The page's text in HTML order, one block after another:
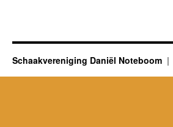
Schaakvereniging Daniël Noteboom